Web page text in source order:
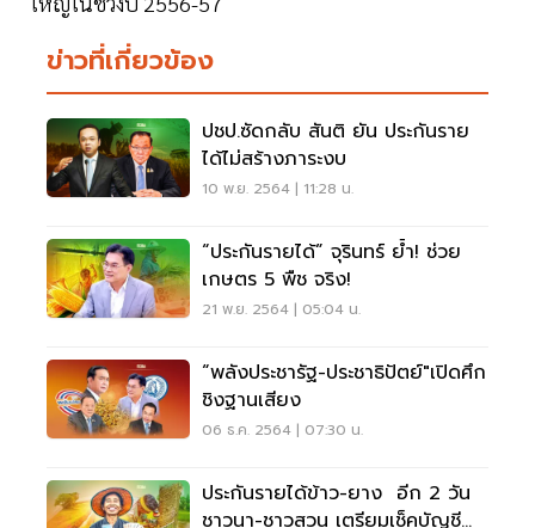
ข่าวที่เกี่ยวข้อง
ปชป.ซัดกลับ​ สันติ​ ยัน​ ประกันราย
ได้ไม่สร้างภาระงบ
10 พ.ย. 2564 | 11:28 น.
“ประกันรายได้” จุรินทร์ ย้ำ! ช่วย
เกษตร 5 พืช จริง!
21 พ.ย. 2564 | 05:04 น.
“พลังประชารัฐ-ประชาธิปัตย์"เปิดศึก
ชิงฐานเสียง
06 ธ.ค. 2564 | 07:30 น.
ประกันรายได้ข้าว-ยาง อีก 2 วัน
ชาวนา-ชาวสวน เตรียมเช็คบัญชี